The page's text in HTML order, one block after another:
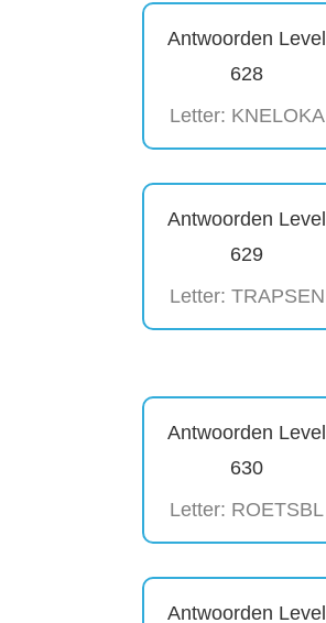
Antwoorden Level
628
Letter: KNELOKA
Antwoorden Level
629
Letter: TRAPSEN
Antwoorden Level
630
Letter: ROETSBL
Antwoorden Level